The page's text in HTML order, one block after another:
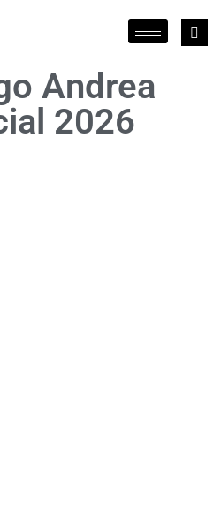
Andrea
2026